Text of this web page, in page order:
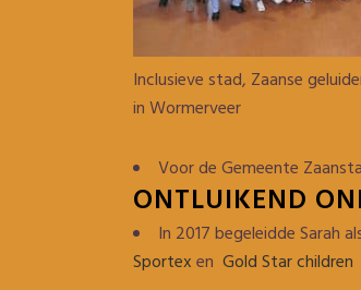
Inclusieve stad, Zaanse
in Wormerveer
Voor de Gemeente
ONTLUIKEND
In 2017 begeleidde Sarah
Sportexen Gold Star children